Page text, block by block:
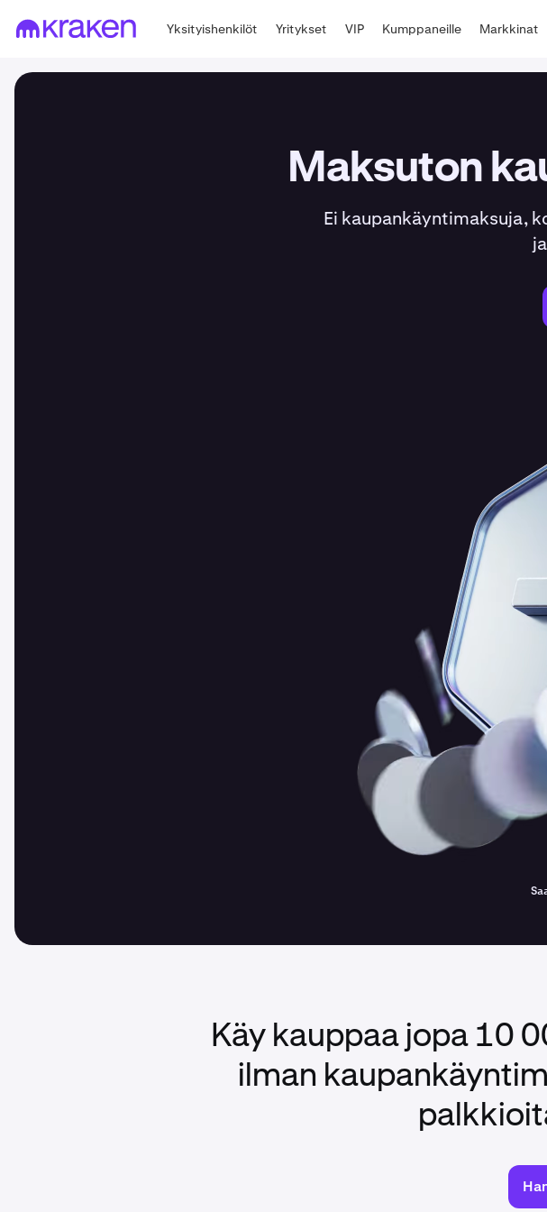
Yksityishenkilöt Yritykset VIP Kumppaneille Markkinat
Maksuton
Ei kaupankäyntimaksuja,
Käy kauppaa jopa 10
ilman